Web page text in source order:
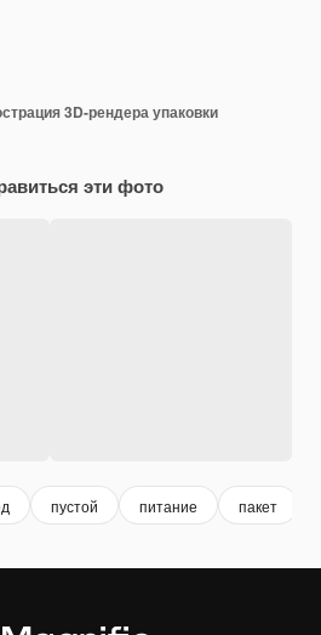
3D-рендера упаковки
эти фото
пустой питание пакет